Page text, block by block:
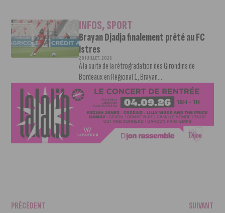
INFOS,SPORT
Brayan Djadja finalement prêté au FC
Istres
28 JUILLET, 2026
À la suite de la rétrogradation des Girondins de
Bordeaux en Régional 1, Brayan...
PRÉCÉDENT SUIVANT